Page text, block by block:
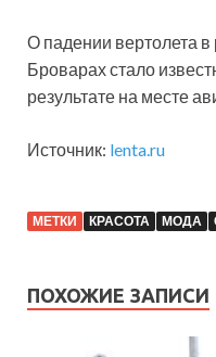
О падении вертолета в
Броварах стало
результате на месте
Источник: lenta.ru
МЕТКИ КРАСОТА МОДА
ПОХОЖИЕ ЗАПИСИ